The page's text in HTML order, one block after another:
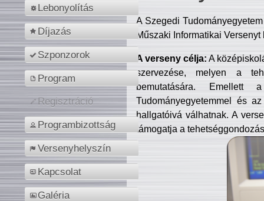
Lebonyolítás
Díjazás
Szponzorok
Program
Regisztráció
Programbizottság
Versenyhelyszín
Kapcsolat
Galéria
A Szegedi
Műszaki Informatikai
A verseny célja: A
szervezése, melyen a
bemutatására. Emellett
Tudományegyetemmel és
hallgatóivá válhatnak. A
támogatja a